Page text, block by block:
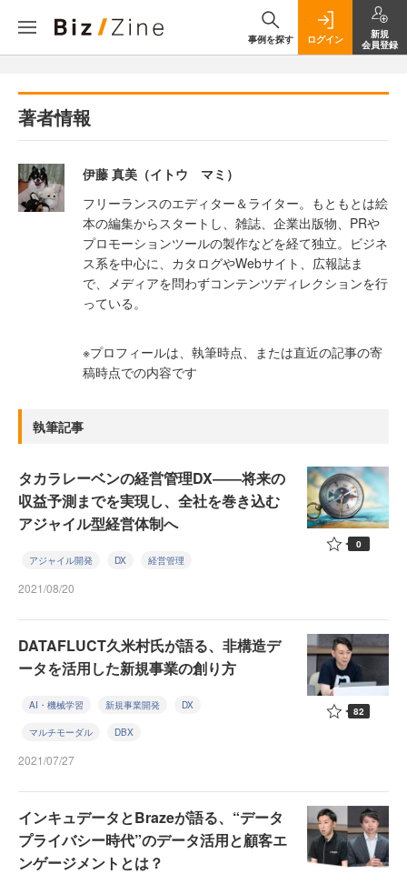
事例を探す ログイン
新規
会員登録
著者情報
伊藤 真美（イトウ マミ）
フリーランスのエディター＆ライター。もともとは絵
本の編集からスタートし、雑誌、企業出版物、PRや
プロモーションツールの製作などを経て独立。ビジネ
ス系を中心に、カタログやWebサイト、広報誌ま
で、メディアを問わずコンテンツディレクションを行
っている。
※プロフィールは、執筆時点、または直近の記事の寄
稿時点での内容です
執筆記事
タカラレーベンの経営管理DX――将来の
収益予測までを実現し、全社を巻き込む
アジャイル型経営体制へ
アジャイル開発 DX 経営管理
2021/08/20
0
DATAFLUCT久米村氏が語る、非構造デ
ータを活用した新規事業の創り方
AI・機械学習 新規事業開発 DX
マルチモーダル DBX
2021/07/27
82
インキュデータとBrazeが語る、“データ
プライバシー時代”のデータ活用と顧客エ
ンゲージメントとは？